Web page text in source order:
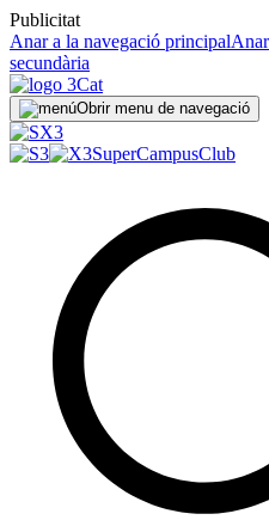
Publicitat
Anar a la navegació principal
secundària
Obrir menu de navegació
SuperCampusClub